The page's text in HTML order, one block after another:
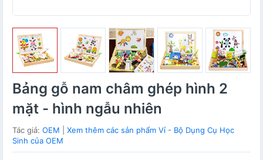
Bảng gỗ nam châm ghép hình 2
mặt - hình ngẫu nhiên
Tác giả: OEM
Xem thêm các sản phẩm Vỉ - Bộ Dụng Cụ Học
Sinh của OEM